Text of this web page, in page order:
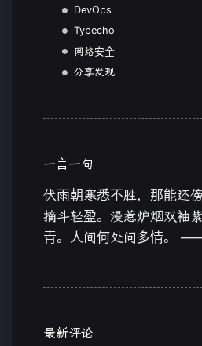
DevOps
Typecho
网络安全
分享发现
一言一句
伏雨朝寒悉不胜，那能还
摘斗轻盈。漫惹炉烟双袖
青。人间何处问多情。
最新评论